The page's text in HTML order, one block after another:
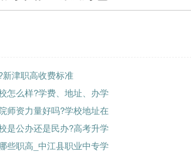
津职高收费标准
怎么样?学费、地址、办学
师资力量好吗?学校地址在
是公办还是民办?高考升学
些职高_中江县职业中专学